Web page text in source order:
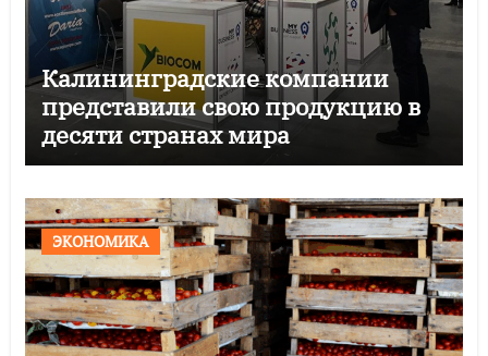
Калининградские компании
представили свою продукцию в
десяти странах мира
ЭКОНОМИКА